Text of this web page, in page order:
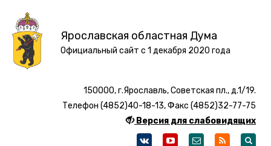
Ярославская областная Дума
Официальный сайт с 1 декабря 2020 года
150000, г.Ярославль, Советская пл., д.1/19.
Телефон (4852)40-18-13, Факс (4852)32-77-75
Версия для слабовидящих